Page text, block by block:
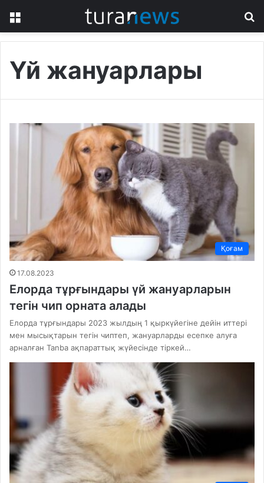
Үй жануарлары
Қоғам
17.08.2023
Елорда тұрғындары үй жануарларын
тегін чип орната алады
Елорда тұрғындары 2023 жылдың 1 қыркүйегіне дейін иттері
мен мысықтарын тегін чиптеп, жануарларды есепке алуға
арналған Tanba ақпараттық жүйесінде тіркей…